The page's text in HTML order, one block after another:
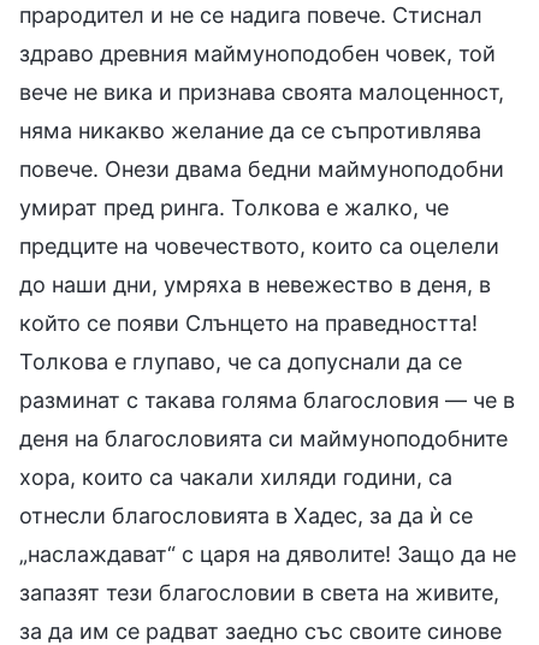
прародител и не се надига повече. Стиснал
здраво древния маймуноподобен човек, той
вече не вика и признава своята малоценност,
няма никакво желание да се съпротивлява
повече. Онези двама бедни маймуноподобни
умират пред ринга. Толкова е жалко, че
предците на човечеството, които са оцелели
до наши дни, умряха в невежество в деня, в
който се появи Слънцето на праведността!
Толкова е глупаво, че са допуснали да се
разминат с такава голяма благословия — че в
деня на благословията си маймуноподобните
хора, които са чакали хиляди години, са
отнесли благословията в Хадес, за да ѝ се
„наслаждават“ с царя на дяволите! Защо да не
запазят тези благословии в света на живите,
за да им се радват заедно със своите синове